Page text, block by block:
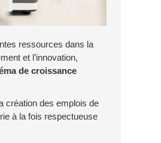
ressources dans la
et l’innovation,
de croissance
création des emplois de
à la fois respectueuse